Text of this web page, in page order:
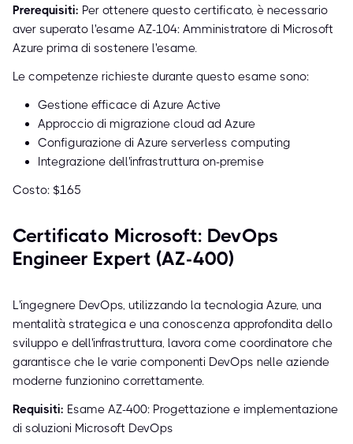
Prerequisiti: Per ottenere questo certificato, è necessario
aver superato l'esame AZ-104: Amministratore di Microsoft
Azure prima di sostenere l'esame.
Le competenze richieste durante questo esame sono:
Gestione efficace di Azure Active
Approccio di migrazione cloud ad Azure
Configurazione di Azure serverless computing
Integrazione dell'infrastruttura on-premise
Costo: $165
Certificato Microsoft: DevOps
Engineer Expert (AZ-400)
L'ingegnere DevOps, utilizzando la tecnologia Azure, una
mentalità strategica e una conoscenza approfondita dello
sviluppo e dell'infrastruttura, lavora come coordinatore che
garantisce che le varie componenti DevOps nelle aziende
moderne funzionino correttamente.
Requisiti: Esame AZ-400: Progettazione e implementazione
di soluzioni Microsoft DevOps